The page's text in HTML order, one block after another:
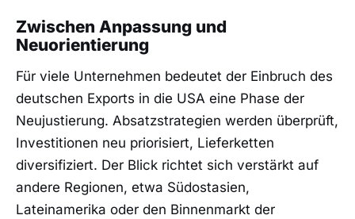
Zwischen Anpassung und
Neuorientierung
Für viele Unternehmen bedeutet der Einbruch des
deutschen Exports in die USA eine Phase der
Neujustierung. Absatzstrategien werden überprüft,
Investitionen neu priorisiert, Lieferketten
diversifiziert. Der Blick richtet sich verstärkt auf
andere Regionen, etwa Südostasien,
Lateinamerika oder den Binnenmarkt der